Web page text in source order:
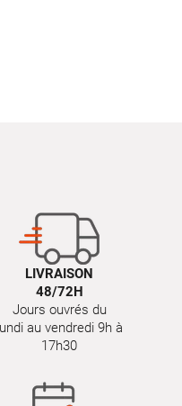
LIVRAISON
48/72H
Jours ouvrés du
lundi au vendredi 9h à
17h30